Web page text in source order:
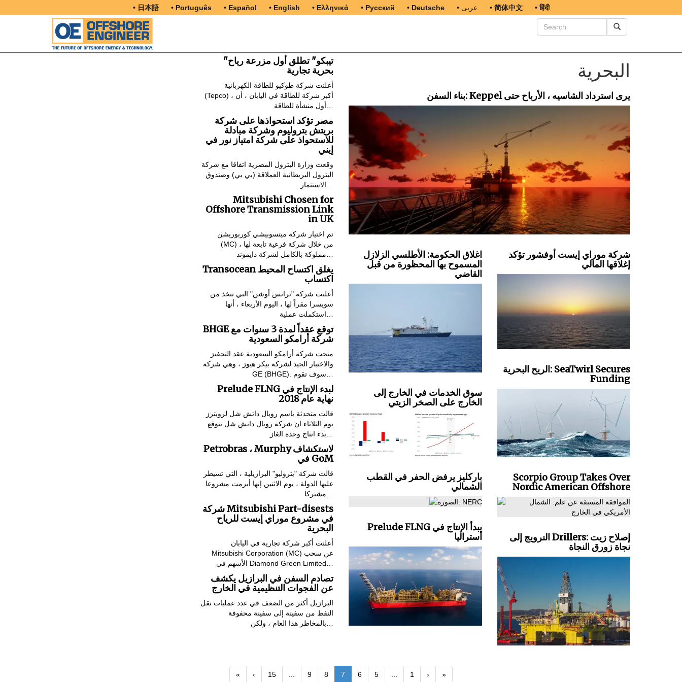
• 日本語 • Português • Español • English • Ελληνικά • Русский • Deutsche • عربى • 简体中文 • हिंदी
البحرية
بناء السفن: Keppel يرى استرداد الشاسيه ، الأرباح حتى
اغلاق الحكومة: الأطلسي الزلازل
المسموح بها المحظورة من قبل
القاضي
سوق الخدمات في الخارج إلى
الخارج على الصخر الزيتي
باركليز يرفض الحفر في القطب
الشمالي
Prelude FLNG يبدأ الإنتاج في
أستراليا
شركة موراي إيست أوفشور تؤكد
إغلاقها المالي
الريح البحرية: SeaTwirl Secures
Funding
Scorpio Group Takes Over
Nordic American Offshore
النرويج إلى Drillers: إصلاح زيت
نجاة زورق النجاة
"تيبكو" تطلق أول مزرعة رياح
بحرية تجارية
أعلنت شركة طوكيو للطاقة الكهربائية
(Tepco) ، أكبر شركة للطاقة في اليابان ، أن
مصر تؤكد استحواذها على شركة
بريتش بتروليوم وشركة مبادلة
للاستحواذ على شركة امتياز نور في
إيني
وقعت وزارة البترول المصرية اتفاقا مع شركة
البترول البريطانية العملاقة (بي بي) وصندوق
Mitsubishi Chosen for
Offshore Transmission Link
in UK
تم اختيار شركة ميتسوبيشي كوربوريشن
(MC) ، من خلال شركة فرعية تابعة لها
Transocean يغلق اكتساح المحيط
اكتساب
أعلنت شركة "ترانس أوشن" التي تتخذ من
سويسرا مقراً لها ، اليوم الأربعاء ، أنها
BHGE توقع عقداً لمدة 3 سنوات مع
شركة أرامكو السعودية
منحت شركة أرامكو السعودية عقد التحفيز
والاختبار الجيد لشركة بيكر هيوز ، وهي شركة
Prelude FLNG لبدء الإنتاج في
نهاية عام 2018
قالت متحدثة باسم رويال داتش شل لرويترز
يوم الثلاثاء ان شركة رويال داتش شل تتوقع
Petrobras ، Murphy لاستكشاف
في GoM
قالت شركة "بتروليو" البرازيلية ، التي تسيطر
عليها الدولة ، يوم الاثنين إنها أبرمت مشروعا
شركة Mitsubishi Part-disests
في مشروع موراي إيست للرياح
البحرية
أعلنت أكبر شركة تجارية في اليابان
Mitsubishi Corporation (MC) عن سحب
الأسهم في Diamond Green Limited…
تصادم السفن في البرازيل يكشف
عن الفجوات التنظيمية في الخارج
البرازيل أكثر من الضعف في عدد عمليات نقل
النفط من سفينة إلى سفينة محفوفة
« ‹ 15 9 8 7 6 5 1 › »